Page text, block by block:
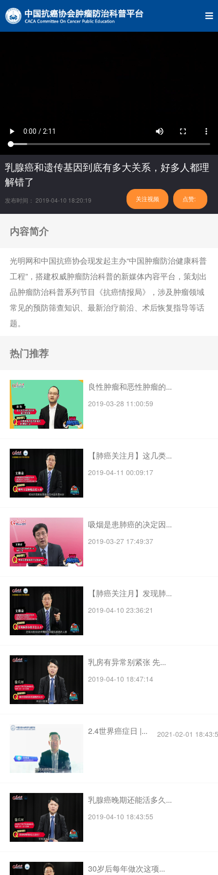
乳腺癌和遗传基因到底有多大关系，好多人都理
解错了
发布时间： 2019-04-10 18:20:19 点赞:
关注视频
内容简介
光明网和中国抗癌协会现发起主办“中国肿瘤防治健康科普
工程”，搭建权威肿瘤防治科普的新媒体内容平台，策划出
品肿瘤防治科普系列节目《抗癌情报局》，涉及肿瘤领域
常见的预防筛查知识、最新治疗前沿、术后恢复指导等话
题。
热门推荐
良性肿瘤和恶性肿瘤的...
2019-03-28 11:00:59
【肺癌关注月】这几类...
2019-04-11 00:09:17
吸烟是患肺癌的决定因...
2019-03-27 17:49:37
【肺癌关注月】发现肺...
2019-04-10 23:36:21
乳房有异常别紧张 先...
2019-04-10 18:47:14
2.4世界癌症日 |... 2021-02-01
乳腺癌晚期还能活多久...
2019-04-10 18:43:55
30岁后每年做次这项...